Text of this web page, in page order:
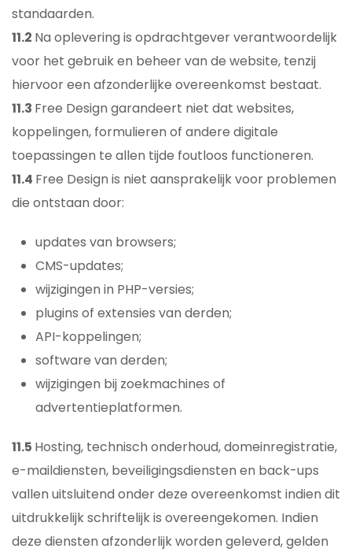
standaarden.
11.2 Na oplevering is opdrachtgever verantwoordelijk
voor het gebruik en beheer van de website, tenzij
hiervoor een afzonderlijke overeenkomst bestaat.
11.3 Free Design garandeert niet dat websites,
koppelingen, formulieren of andere digitale
toepassingen te allen tijde foutloos functioneren.
11.4 Free Design is niet aansprakelijk voor problemen
die ontstaan door:
updates van browsers;
CMS-updates;
wijzigingen in PHP-versies;
plugins of extensies van derden;
API-koppelingen;
software van derden;
wijzigingen bij zoekmachines of
advertentieplatformen.
11.5 Hosting, technisch onderhoud, domeinregistratie,
e-maildiensten, beveiligingsdiensten en back-ups
vallen uitsluitend onder deze overeenkomst indien dit
uitdrukkelijk schriftelijk is overeengekomen. Indien
deze diensten afzonderlijk worden geleverd, gelden